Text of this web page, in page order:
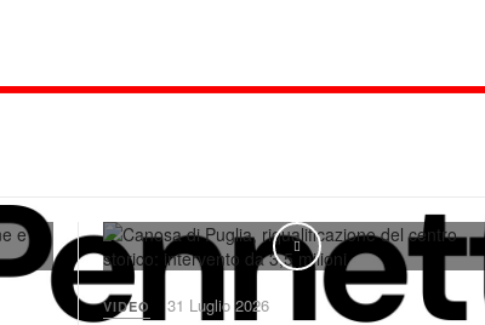
VIDEO 31 Luglio 2026